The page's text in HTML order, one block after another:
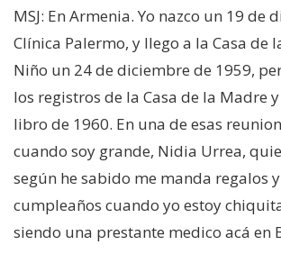
MSJ: En Armenia. Yo nazco un 19 de
Clínica Palermo, y llego a la Casa de
Niño un 24 de diciembre de 1959,
los registros de la Casa de la Madre
libro de 1960. En una de esas
cuando soy grande, Nidia Urrea,
según he sabido me manda regalos
cumpleaños cuando yo estoy
siendo una prestante medico acá en